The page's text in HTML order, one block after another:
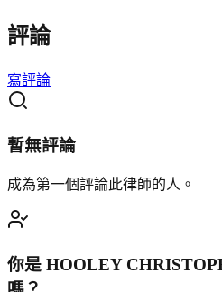
評論
寫評論
暫無評論
成為第一個評論此律師的人。
你是 HOOLEY